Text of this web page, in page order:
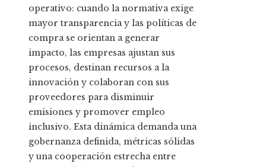
operativo: cuando la normativa exige
mayor transparencia y las políticas de
compra se orientan a generar
impacto, las empresas ajustan sus
procesos, destinan recursos a la
innovación y colaboran con sus
proveedores para disminuir
emisiones y promover empleo
inclusivo. Esta dinámica demanda una
gobernanza definida, métricas sólidas
y una cooperación estrecha entre